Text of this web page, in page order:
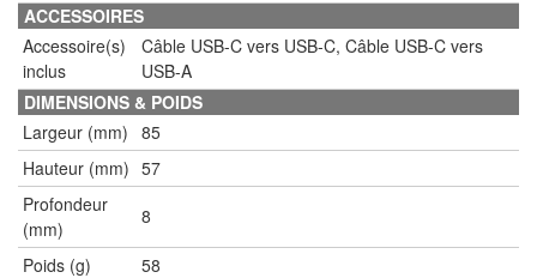
ACCESSOIRES
Accessoire(s)
inclus
Câble USB-C vers USB-C, Câble USB-C vers
USB-A
DIMENSIONS & POIDS
Largeur (mm) 85
Hauteur (mm) 57
Profondeur
(mm)
8
Poids (g)
58